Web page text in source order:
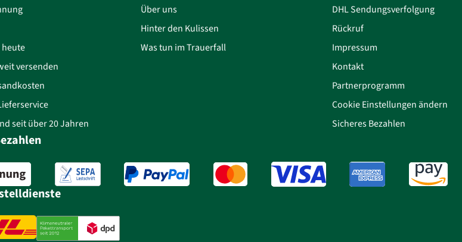
heute
versenden
seit über 20 Jahren
Über uns
Hinter den Kulissen
Was tun im Trauerfall
DHL Sendungsverfolgung
Rückruf
Impressum
Kontakt
Partnerprogramm
Cookie Einstellungen ändern
Sicheres Bezahlen